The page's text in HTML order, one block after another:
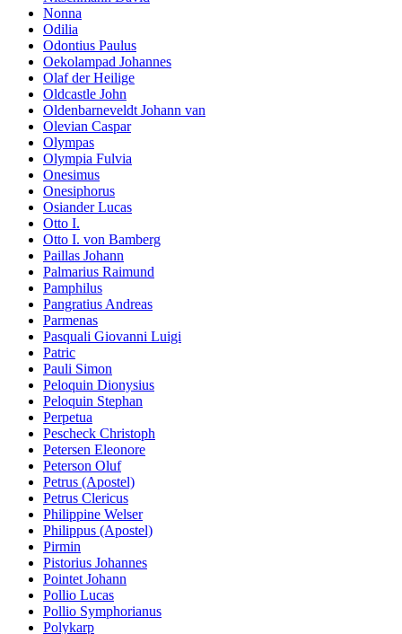
Nonna
Odilia
Odontius Paulus
Oekolampad Johannes
Olaf der Heilige
Oldcastle John
Oldenbarneveldt Johann van
Olevian Caspar
Olympas
Olympia Fulvia
Onesimus
Onesiphorus
Osiander Lucas
Otto I.
Otto I. von Bamberg
Paillas Johann
Palmarius Raimund
Pamphilus
Pangratius Andreas
Parmenas
Pasquali Giovanni Luigi
Patric
Pauli Simon
Peloquin Dionysius
Peloquin Stephan
Perpetua
Pescheck Christoph
Petersen Eleonore
Peterson Oluf
Petrus (Apostel)
Petrus Clericus
Philippine Welser
Philippus (Apostel)
Pirmin
Pistorius Johannes
Pointet Johann
Pollio Lucas
Pollio Symphorianus
Polykarp